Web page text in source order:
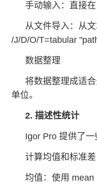
手动输入：直接
从文件导入：从
/J/D/O/T=tabular
数据整理
将数据整理成适
单位。
2. 描述性统计
Igor Pro 提供了
计算均值和标准差
均值：使用 mean